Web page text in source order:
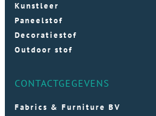
Kunstleer
Paneelstof
Decoratiestof
Outdoor stof
CONTACTGEGEVENS
Fabrics & Furniture BV